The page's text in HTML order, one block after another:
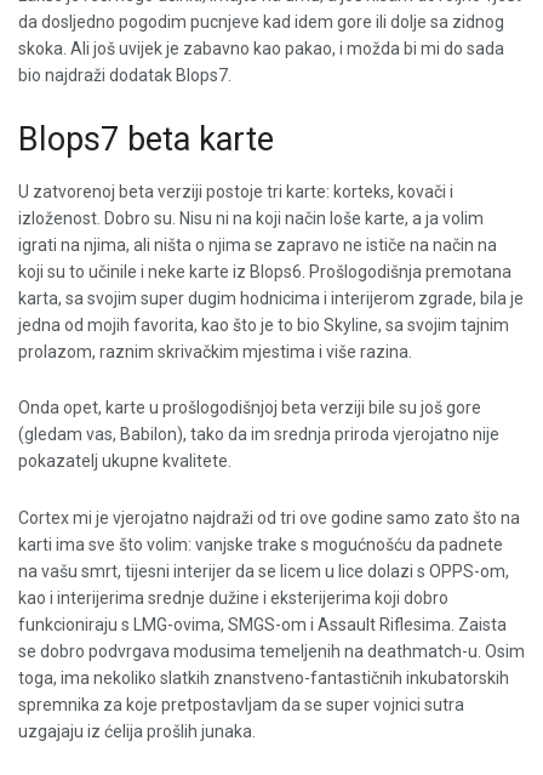
da dosljedno pogodim pucnjeve kad idem gore ili dolje sa zidnog
skoka. Ali još uvijek je zabavno kao pakao, i možda bi mi do sada
bio najdraži dodatak Blops7.
Blops7 beta karte
U zatvorenoj beta verziji postoje tri karte: korteks, kovači i
izloženost. Dobro su. Nisu ni na koji način loše karte, a ja volim
igrati na njima, ali ništa o njima se zapravo ne ističe na način na
koji su to učinile i neke karte iz Blops6. Prošlogodišnja premotana
karta, sa svojim super dugim hodnicima i interijerom zgrade, bila je
jedna od mojih favorita, kao što je to bio Skyline, sa svojim tajnim
prolazom, raznim skrivačkim mjestima i više razina.
Onda opet, karte u prošlogodišnjoj beta verziji bile su još gore
(gledam vas, Babilon), tako da im srednja priroda vjerojatno nije
pokazatelj ukupne kvalitete.
Cortex mi je vjerojatno najdraži od tri ove godine samo zato što na
karti ima sve što volim: vanjske trake s mogućnošću da padnete
na vašu smrt, tijesni interijer da se licem u lice dolazi s OPPS-om,
kao i interijerima srednje dužine i eksterijerima koji dobro
funkcioniraju s LMG-ovima, SMGS-om i Assault Riflesima. Zaista
se dobro podvrgava modusima temeljenih na deathmatch-u. Osim
toga, ima nekoliko slatkih znanstveno-fantastičnih inkubatorskih
spremnika za koje pretpostavljam da se super vojnici sutra
uzgajaju iz ćelija prošlih junaka.